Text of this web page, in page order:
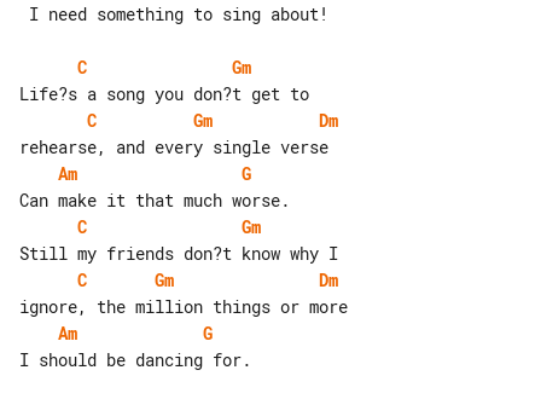
C
Gm
C
Gm
Dm
Am
G
C
Gm
C
Gm
Dm
Am
G
I should be dancing for.